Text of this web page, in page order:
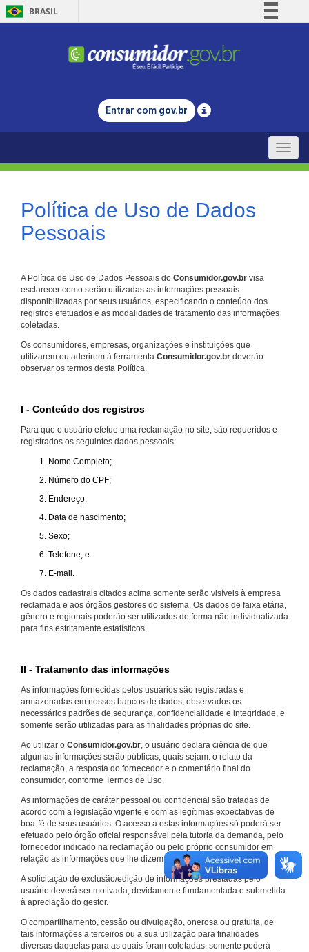
BRASIL
Comunica BR
Legislação
Entrar com gov.br
Toggle
Política de Uso de Dados
Pessoais
A Política de Uso de Dados Pessoais do Consumidor.gov.br visa
esclarecer como serão utilizadas as informações pessoais
disponibilizadas por seus usuários, especificando o conteúdo dos
registros efetuados e as modalidades de tratamento das informações
coletadas.
Os consumidores, empresas, organizações e instituições que
utilizarem ou aderirem à ferramenta Consumidor.gov.br deverão
observar os termos desta Política.
I - Conteúdo dos registros
Para que o usuário efetue uma reclamação no site, são requeridos e
registrados os seguintes dados pessoais:
Nome Completo;
Número do CPF;
Endereço;
Data de nascimento;
Sexo;
Telefone; e
E-mail.
Os dados cadastrais citados acima somente serão visíveis à empresa
reclamada e aos órgãos gestores do sistema. Os dados de faixa etária,
gênero e regionais poderão ser utilizados de forma não individualizada
para fins estritamente estatísticos.
II - Tratamento das informações
As informações fornecidas pelos usuários são registradas e
armazenadas em nossos bancos de dados, observados os
necessários padrões de segurança, confidencialidade e integridade, e
somente serão utilizadas para as finalidades próprias do site.
Ao utilizar o Consumidor.gov.br, o usuário declara ciência de que
algumas informações serão públicas, quais sejam: o relato da
reclamação, a resposta do fornecedor e o comentário final do
consumidor, conforme Termos de Uso.
As informações de caráter pessoal ou confidencial são tratadas de
acordo com a legislação vigente e com as legítimas expectativas de
boa-fé de seus usuários. O acesso a estas informações só poderá ser
efetuado pelo órgão oficial responsável pela tutoria da demanda, pelo
fornecedor indicado na reclamação ou pelo próprio consumidor em
relação as informações que lhe dizem respeito.
A solicitação de exclusão/edição de informações prestadas pelo
usuário deverá ser motivada, devidamente fundamentada e submetida
à apreciação do gestor.
O compartilhamento, cessão ou divulgação, onerosa ou gratuita, de
tais informações a terceiros ou a sua utilização para finalidades
diversas daquelas para as quais foram coletadas, somente poderá